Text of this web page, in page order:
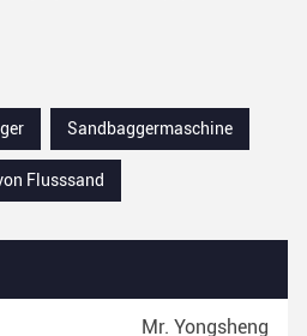
Sandbaggermaschine
Flusssand
Mr. Yongsheng